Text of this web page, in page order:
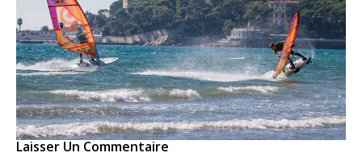
Laisser Un Commentaire